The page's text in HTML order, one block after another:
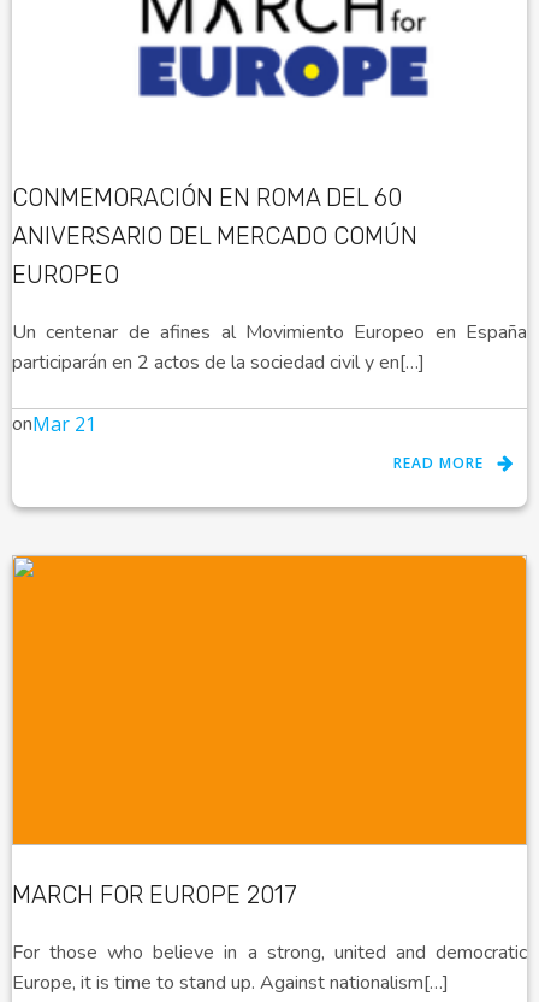
CONMEMORACIÓN EN ROMA DEL 60
ANIVERSARIO DEL MERCADO COMÚN
EUROPEO
Un centenar de afines al Movimiento Europeo en España
participarán en 2 actos de la sociedad civil y en[…]
onMar 21
READ MORE
MARCH FOR EUROPE 2017
For those who believe in a strong, united and democratic
Europe, it is time to stand up. Against nationalism[…]